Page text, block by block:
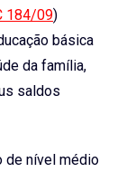
184/09)
básica
da família,
saldos
de nível médio